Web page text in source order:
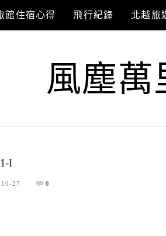
館住宿心得 飛行紀錄 北越旅
風塵萬
I
27 0